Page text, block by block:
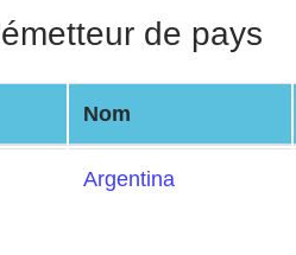
de pays
Nom
Argentina